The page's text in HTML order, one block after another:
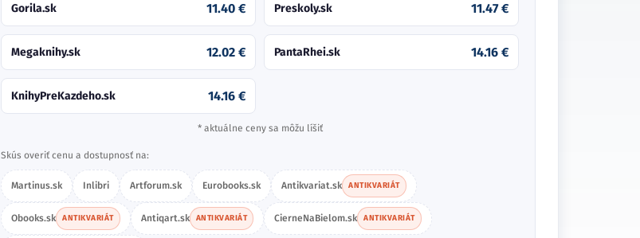
Gorila.sk 11.40 € Preskoly.sk 11.47 €
Megaknihy.sk 12.02 € PantaRhei.sk 14.16 €
KnihyPreKazdeho.sk 14.16 €
* aktuálne ceny sa môžu líšiť
Skús overiť cenu a dostupnosť na:
Martinus.sk Inlibri Artforum.sk Eurobooks.sk Antikvariat.sk ANTIKVARIÁT
Obooks.sk ANTIKVARIÁT Antiqart.sk ANTIKVARIÁT CierneNaBielom.sk ANTIKVARIÁT